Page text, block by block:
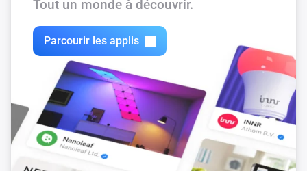
Tout un monde à découvrir.
Parcourir les applis